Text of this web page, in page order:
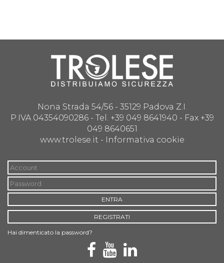
Nona Strada 54/56 - 35129 Padova Z.I.
P.IVA 04354090286 - Tel. +39 049 8641940 - Fax +39
049 8640651
www.trolese.it -
Informativa cookie
Hai dimenticato la password?
ENTRA
REGISTRATI